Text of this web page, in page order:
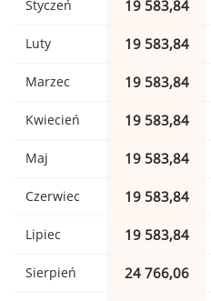
Styczeń 19 583,84
Luty 19 583,84
Marzec 19 583,84
Kwiecień 19 583,84
Maj 19 583,84
Czerwiec 19 583,84
Lipiec 19 583,84
Sierpień 24 766,06